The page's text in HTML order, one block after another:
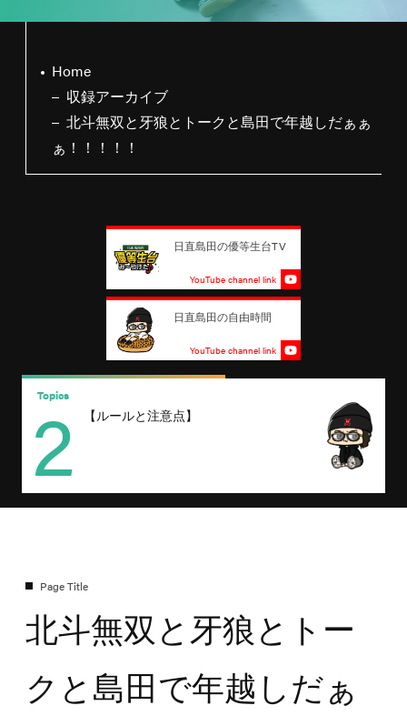
Home
収録アーカイブ
北斗無双と牙狼とトークと島田で年越しだぁぁ
ぁ！！！！！
日直島田の優等生台TV
YouTube channel link
日直島田の自由時間
YouTube channel link
【ルールと注意点】
Topics
2
北斗無双と牙狼とトー
クと島田で年越しだぁ